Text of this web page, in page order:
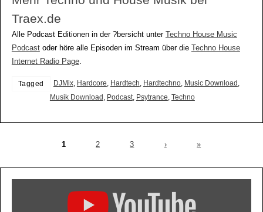
Traex.de
Alle Podcast Editionen in der ?bersicht unter
Techno House Music
Podcastoder höre alle Episoden im Stream über die
Techno House
Internet Radio Page.
Tagged DJMix, Hardcore, Hardtech, Hardtechno, Music Download,
Musik Download, Podcast, Psytrance, Techno
1 2 3 › »